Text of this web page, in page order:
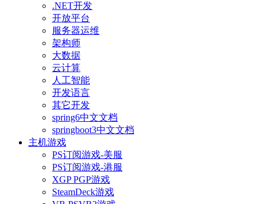
.NET开发
开放平台
服务器运维
架构师
大数据
云计算
人工智能
开发语言
其它开发
spring6中文文档
springboot3中文文档
主机游戏
PS订阅游戏-美服
PS订阅游戏-港服
XGP PGP游戏
SteamDeck游戏